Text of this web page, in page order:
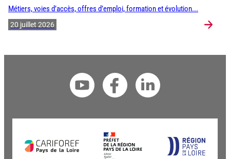
Métiers, voies d’accès, offres d’emploi, formation et évolution...
20 juillet 2026